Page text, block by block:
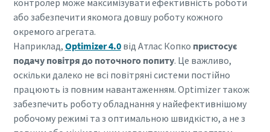
контролер може максимізувати ефективність роботи
або забезпечити якомога довшу роботу кожного
окремого агрегата.
Наприклад, Optimizer 4.0 від Атлас Копко пристосує
подачу повітря до поточного попиту. Це важливо,
оскільки далеко не всі повітряні системи постійно
працюють із повним навантаженням. Optimizer також
забезпечить роботу обладнання унайефективнішому
робочому режимі та з оптимальною швидкістю, а не з